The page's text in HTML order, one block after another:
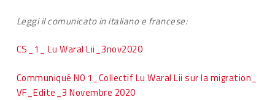
Leggi il comunicato in italiano e francese:
CS_1_ Lu Waral Lii_3nov2020
Communiqué N0 1_Collectif Lu Waral Lii sur la migration_
VF_Edite_3 Novembre 2020